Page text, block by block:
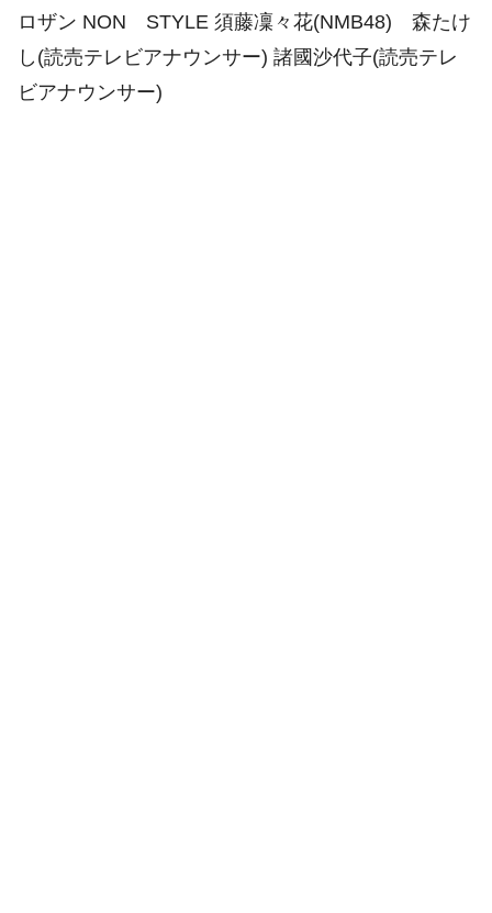
ロザン NON STYLE 須藤凜々花(NMB48) 森たけ
し(読売テレビアナウンサー) 諸國沙代子(読売テレ
ビアナウンサー)